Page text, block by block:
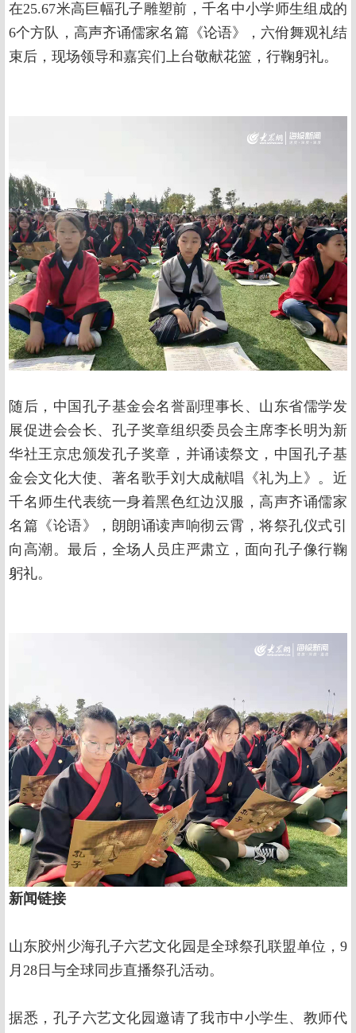
在25.67米高巨幅孔子雕塑前，千名中小学师生组成的
6个方队，高声齐诵儒家名篇《论语》，六佾舞观礼结
束后，现场领导和嘉宾们上台敬献花篮，行鞠躬礼。
随后，中国孔子基金会名誉副理事长、山东省儒学发
展促进会会长、孔子奖章组织委员会主席李长明为新
华社王京忠颁发孔子奖章，并诵读祭文，中国孔子基
金会文化大使、著名歌手刘大成献唱《礼为上》。近
千名师生代表统一身着黑色红边汉服，高声齐诵儒家
名篇《论语》，朗朗诵读声响彻云霄，将祭孔仪式引
向高潮。最后，全场人员庄严肃立，面向孔子像行鞠
躬礼。
新闻链接
山东胶州少海孔子六艺文化园是全球祭孔联盟单位，9
月28日与全球同步直播祭孔活动。
据悉，孔子六艺文化园邀请了我市中小学生、教师代